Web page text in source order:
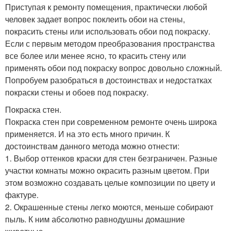
Приступая к ремонту помещения, практически любой
человек задает вопрос поклеить обои на стены,
покрасить стены или использовать обои под покраску.
Если с первым методом преобразования пространства
все более или менее ясно, то красить стену или
применять обои под покраску вопрос довольно сложный.
Попробуем разобраться в достоинствах и недостатках
покраски стены и обоев под покраску.
Покраска стен.
Покраска стен при современном ремонте очень широка
применяется. И на это есть много причин. К
достоинствам данного метода можно отнести:
1. Выбор оттенков краски для стен безграничен. Разные
участки комнаты можно окрасить разным цветом. При
этом возможно создавать целые композиции по цвету и
фактуре.
2. Окрашенные стены легко моются, меньше собирают
пыль. К ним абсолютно равнодушны домашние